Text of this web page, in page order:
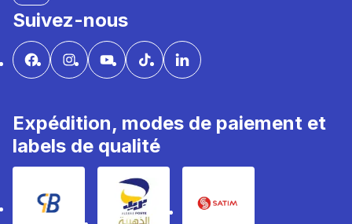
Suivez-nous
Expédition, modes de paiement et
labels de qualité